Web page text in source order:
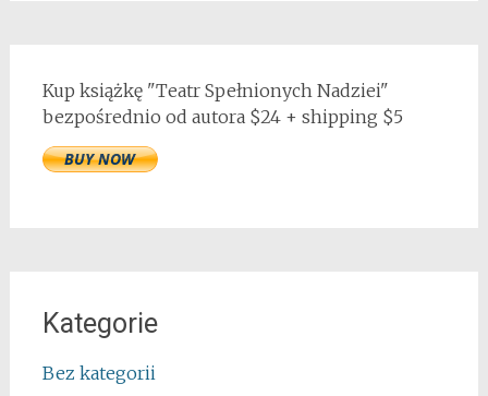
Kup książkę "Teatr Spełnionych Nadziei"
bezpośrednio od autora $24 + shipping $5
Kategorie
Bez kategorii